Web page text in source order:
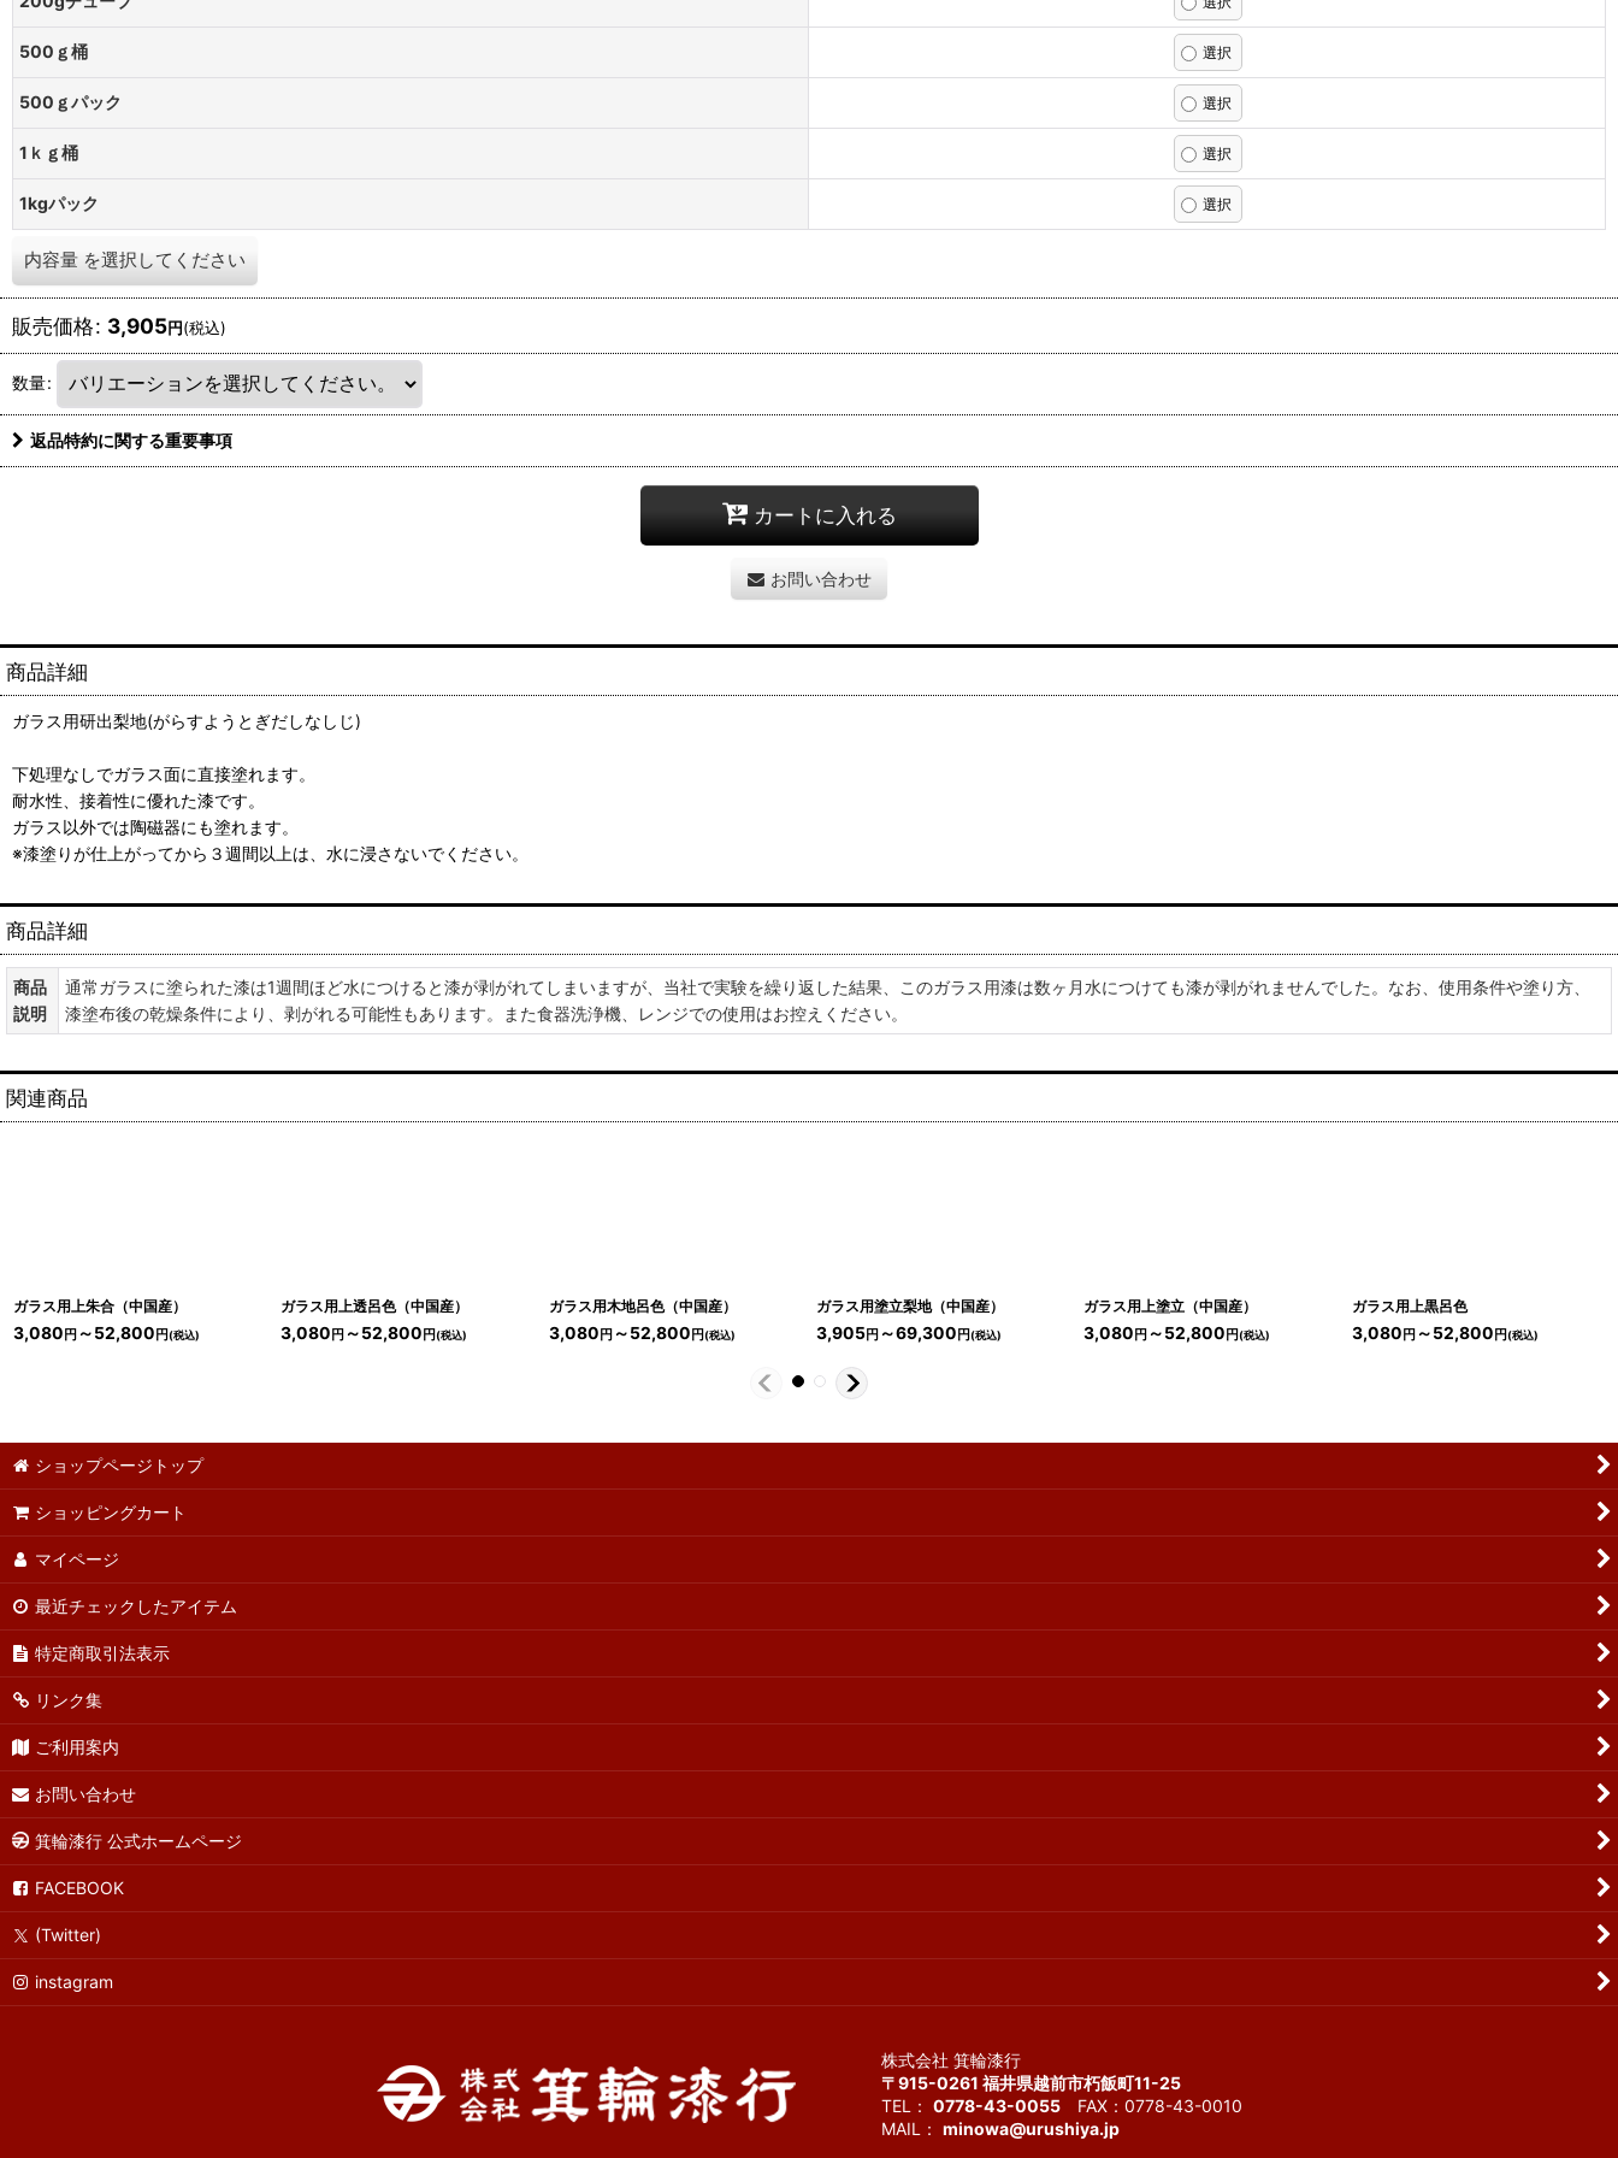
500ｇ桶
500ｇパック
1ｋｇ桶
1kgパック
内容量 を選択してください
販売価格: 3,905円(税込)
数量:
返品特約に関する重要事項
カートに入れる
お問い合わせ
商品詳細
ガラス用研出梨地(がらすようとぎだしなしじ)
下処理なしでガラス面に直接塗れます。
耐水性、接着性に優れた漆です。
ガラス以外では陶磁器にも塗れます。
※漆塗りが仕上がってから３週間以上は、水に浸さないでください。
商品詳細
商品
説明
通常ガラスに塗られた漆は1週間ほど水につけると漆が剥がれてしまいますが、当社で実験を繰り返した結果、このガラス用漆は数ヶ月水につけても漆が剥がれませんでした。なお、使用条件や塗り方、
漆塗布後の乾燥条件により、剥がれる可能性もあります。また食器洗浄機、レンジでの使用はお控えください。
関連商品
ガラス用上朱合（中国産）
3,080 円 ～52,800 円(税込)
ガラス用上透呂色（中国産）
3,080 円 ～52,800 円(税込)
ガラス用木地呂色（中国産）
3,080 円～52,800 円(税込)
ガラス用塗立梨地（中国産）
3,905円～69,300 円(税込)
ガラス用上塗立（中国産）
3,080 円 ～52,800 円(税込)
ガラス用上黒呂色
3,080 円～52,800 円(税込)
ショップページトップ
ショッピングカート
マイページ
最近チェックしたアイテム
特定商取引法表示
リンク集
ご利用案内
お問い合わせ
箕輪漆行 公式ホームページ
FACEBOOK
(Twitter)
instagram
株式会社 箕輪漆行
〒915-0261 福井県越前市朽飯町11-25
TEL： 0778-43-0055 FAX：0778-43-0010
MAIL： minowa@urushiya.jp